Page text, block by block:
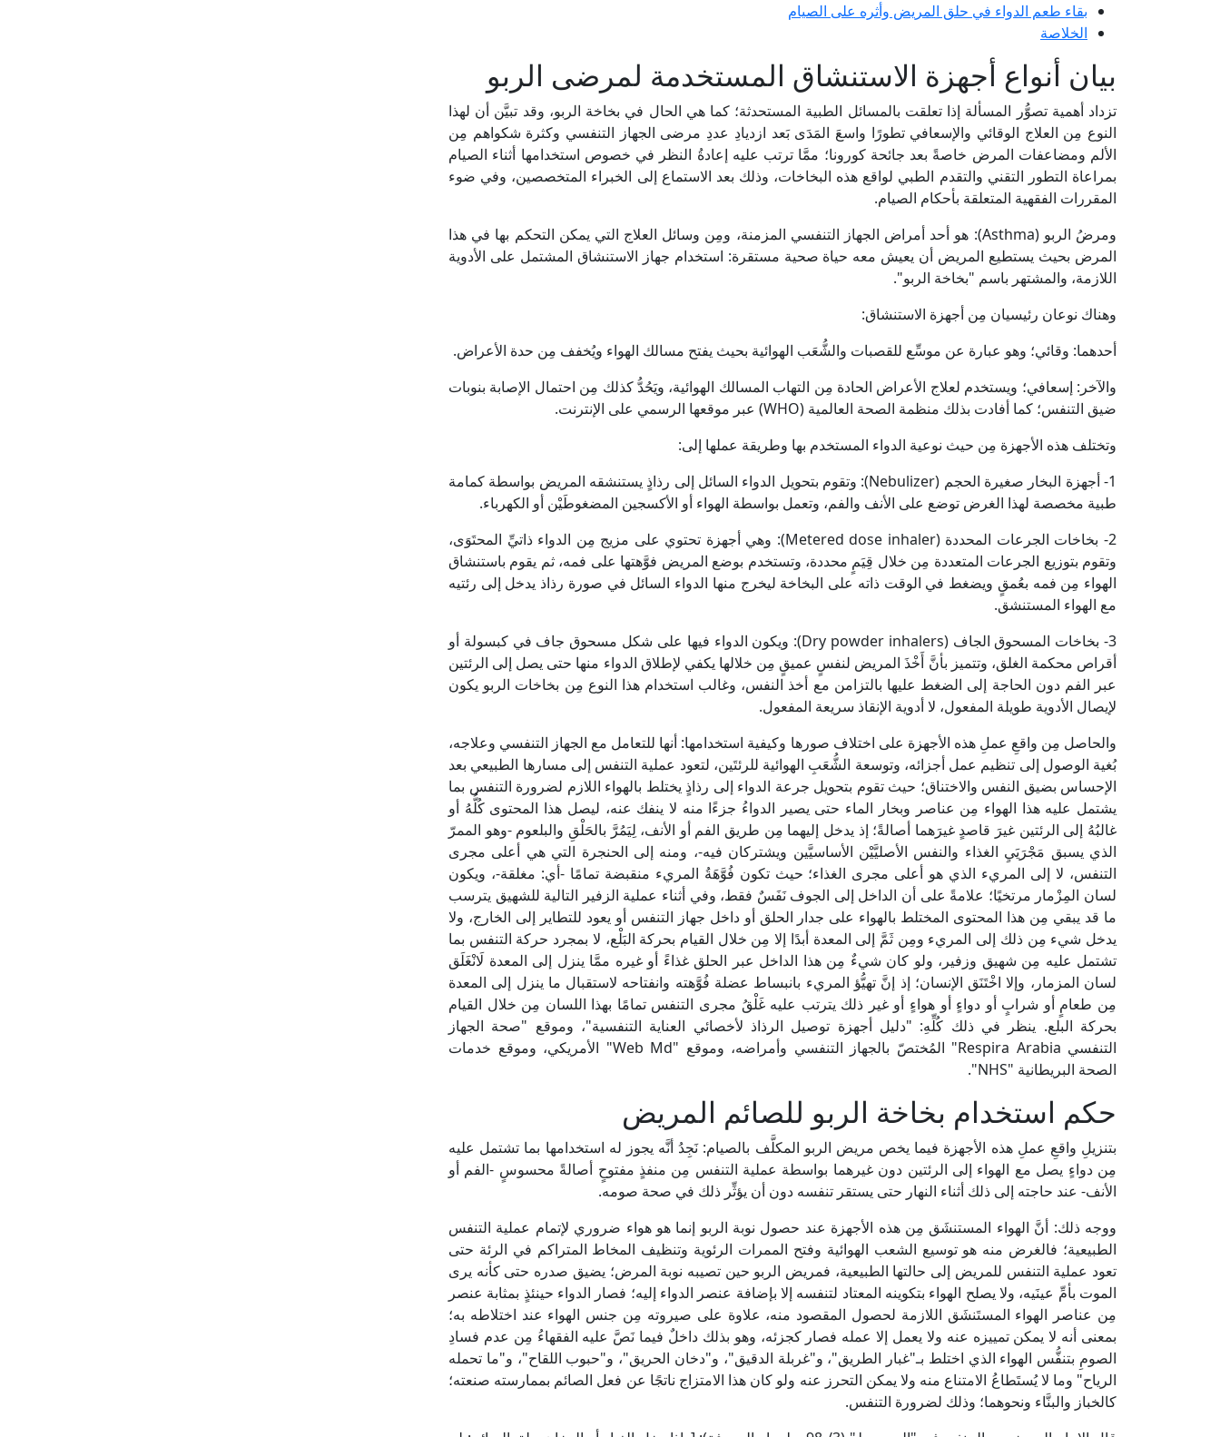
بقاء طعم الدواء في حلق المريض وأثره على الصيام
الخلاصة
بيان أنواع أجهزة الاستنشاق المستخدمة لمرضى الربو
تزداد أهمية تصوُّر المسألة إذا تعلقت بالمسائل الطبية المستحدثة؛ كما هي الحال في بخاخة الربو، وقد تبيَّن أن لهذا
النوع مِن العلاج الوقائي والإسعافي تطورًا واسعَ المَدَى بَعد ازديادِ عددِ مرضى الجهاز التنفسي وكثرة شكواهم مِن
الألم ومضاعفات المرض خاصةً بعد جائحة كورونا؛ ممَّا ترتب عليه إعادةُ النظر في خصوص استخدامها أثناء الصيام
بمراعاة التطور التقني والتقدم الطبي لواقع هذه البخاخات، وذلك بعد الاستماع إلى الخبراء المتخصصين، وفي ضوء
المقررات الفقهية المتعلقة بأحكام الصيام.
ومرضُ الربو (Asthma): هو أحد أمراض الجهاز التنفسي المزمنة، ومِن وسائل العلاج التي يمكن التحكم بها في هذا
المرض بحيث يستطيع المريض أن يعيش معه حياة صحية مستقرة: استخدام جهاز الاستنشاق المشتمل على الأدوية
اللازمة، والمشتهر باسم "بخاخة الربو".
وهناك نوعان رئيسيان مِن أجهزة الاستنشاق:
أحدهما: وقائي؛ وهو عبارة عن موسِّع للقصبات والشُّعَب الهوائية بحيث يفتح مسالك الهواء ويُخفف مِن حدة الأعراض.
والآخر: إسعافي؛ ويستخدم لعلاج الأعراض الحادة مِن التهاب المسالك الهوائية، ويَحُدُّ كذلك مِن احتمال الإصابة بنوبات
ضيق التنفس؛ كما أفادت بذلك منظمة الصحة العالمية (WHO) عبر موقعها الرسمي على الإنترنت.
وتختلف هذه الأجهزة مِن حيث نوعية الدواء المستخدم بها وطريقة عملها إلى:
1- أجهزة البخار صغيرة الحجم (Nebulizer): وتقوم بتحويل الدواء السائل إلى رذاذٍ يستنشقه المريض بواسطة كمامة
طبية مخصصة لهذا الغرض توضع على الأنف والفم، وتعمل بواسطة الهواء أو الأكسجين المضغوطَيْن أو الكهرباء.
2- بخاخات الجرعات المحددة (Metered dose inhaler): وهي أجهزة تحتوي على مزيج مِن الدواء ذاتيِّ المحتَوَى،
وتقوم بتوزيع الجرعات المتعددة مِن خلال قِيَمٍ محددة، وتستخدم بوضع المريض فوَّهتها على فمه، ثم يقوم باستنشاق
الهواء مِن فمه بعُمقٍ ويضغط في الوقت ذاته على البخاخة ليخرج منها الدواء السائل في صورة رذاذ يدخل إلى رئتيه
مع الهواء المستنشق.
3- بخاخات المسحوق الجاف (Dry powder inhalers): ويكون الدواء فيها على شكل مسحوق جاف في كبسولة أو
أقراص محكمة الغلق، وتتميز بأنَّ أَخْذَ المريض لنفسٍ عميقٍ مِن خلالها يكفي لإطلاق الدواء منها حتى يصل إلى الرئتين
عبر الفم دون الحاجة إلى الضغط عليها بالتزامن مع أخذ النفس، وغالب استخدام هذا النوع مِن بخاخات الربو يكون
لإيصال الأدوية طويلة المفعول، لا أدوية الإنقاذ سريعة المفعول.
والحاصل مِن واقعِ عملِ هذه الأجهزة على اختلاف صورها وكيفية استخدامها: أنها للتعامل مع الجهاز التنفسي وعلاجه،
بُغية الوصول إلى تنظيم عمل أجزائه، وتوسعة الشُّعَبِ الهوائية للرئتَين، لتعود عملية التنفس إلى مسارها الطبيعي بعد
الإحساس بضيق النفس والاختناق؛ حيث تقوم بتحويل جرعة الدواء إلى رذاذٍ يختلط بالهواء اللازم لضرورة التنفس بما
يشتمل عليه هذا الهواء مِن عناصر وبخار الماء حتى يصير الدواءُ جزءًا منه لا ينفك عنه، ليصل هذا المحتوى كُلُّهُ أو
غالبُهُ إلى الرئتين غيرَ قاصدٍ غيرَهما أصالةً؛ إذ يدخل إليهما مِن طريق الفم أو الأنف، لِيَمُرَّ بالحَلْقِ والبلعوم -وهو الممرّ
الذي يسبق مَجْرَيَيِ الغذاء والنفس الأصليَّيْن الأساسيَّين ويشتركان فيه-، ومنه إلى الحنجرة التي هي أعلى مجرى
التنفس، لا إلى المريء الذي هو أعلى مجرى الغذاء؛ حيث تكون فُوَّهَةُ المريء منقبضة تمامًا -أي: مغلقة-، ويكون
لسان المِزْمار مرتخيًا؛ علامةً على أن الداخل إلى الجوف نَفَسٌ فقط، وفي أثناء عملية الزفير التالية للشهيق يترسب
ما قد يبقي مِن هذا المحتوى المختلط بالهواء على جدار الحلق أو داخل جهاز التنفس أو يعود للتطاير إلى الخارج، ولا
يدخل شيء مِن ذلك إلى المريء ومِن ثَمَّ إلى المعدة أبدًا إلا مِن خلال القيام بحركة البَلْع، لا بمجرد حركة التنفس بما
تشتمل عليه مِن شهيق وزفير، ولو كان شيءٌ مِن هذا الداخل عبر الحلق غذاءً أو غيره ممَّا ينزل إلى المعدة لَانْغَلَق
لسان المزمار، وإلا اخْتَنَق الإنسان؛ إذ إنَّ تهيُّؤ المريء بانبساط عضلة فُوَّهته وانفتاحه لاستقبال ما ينزل إلى المعدة
مِن طعامٍ أو شرابٍ أو دواءٍ أو هواءٍ أو غير ذلك يترتب عليه غَلْقُ مجرى التنفس تمامًا بهذا اللسان مِن خلال القيام
بحركة البلع. ينظر في ذلك كُلِّهِ: "دليل أجهزة توصيل الرذاذ لأخصائي العناية التنفسية"، وموقع "صحة الجهاز
التنفسي Respira Arabia" المُختصّ بالجهاز التنفسي وأمراضه، وموقع "Web Md" الأمريكي، وموقع خدمات
الصحة البريطانية "NHS".
حكم استخدام بخاخة الربو للصائم المريض
بتنزيلِ واقعِ عملِ هذه الأجهزة فيما يخص مريض الربو المكلَّف بالصيام: نَجِدُ أنَّه يجوز له استخدامها بما تشتمل عليه
مِن دواءٍ يصل مع الهواء إلى الرئتين دون غيرهما بواسطة عملية التنفس مِن منفذٍ مفتوحٍ أصالةً محسوسٍ -الفم أو
الأنف- عند حاجته إلى ذلك أثناء النهار حتى يستقر تنفسه دون أن يؤثِّر ذلك في صحة صومه.
ووجه ذلك: أنَّ الهواء المستنشَق مِن هذه الأجهزة عند حصول نوبة الربو إنما هو هواء ضروري لإتمام عملية التنفس
الطبيعية؛ فالغرض منه هو توسيع الشعب الهوائية وفتح الممرات الرئوية وتنظيف المخاط المتراكم في الرئة حتى
تعود عملية التنفس للمريض إلى حالتها الطبيعية، فمريض الربو حين تصيبه نوبة المرض؛ يضيق صدره حتى كأنه يرى
الموت بأمِّ عينَيه، ولا يصلح الهواء بتكوينه المعتاد لتنفسه إلا بإضافة عنصر الدواء إليه؛ فصار الدواء حينئذٍ بمثابة عنصر
مِن عناصر الهواء المستَنشَق اللازمة لحصول المقصود منه، علاوة على صيروته مِن جنس الهواء عند اختلاطه به؛
بمعنى أنه لا يمكن تمييزه عنه ولا يعمل إلا عمله فصار كجزئه، وهو بذلك داخلٌ فيما نَصَّ عليه الفقهاءُ مِن عدم فسادِ
الصومِ بتنفُّس الهواء الذي اختلط بـ"غبار الطريق"، و"غربلة الدقيق"، و"دخان الحريق"، و"حبوب اللقاح"، و"ما تحمله
الرياح" وما لا يُستَطاعُ الامتناع منه ولا يمكن التحرز عنه ولو كان هذا الامتزاج ناتجًا عن فعل الصائم بممارسته صنعته؛
كالخباز والبنَّاء ونحوهما؛ وذلك لضرورة التنفس.